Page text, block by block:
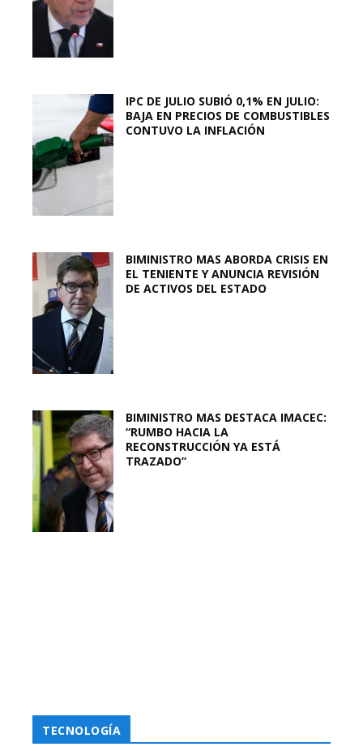
IPC DE JULIO SUBIÓ 0,1% EN JULIO:
BAJA EN PRECIOS DE COMBUSTIBLES
CONTUVO LA INFLACIÓN
BIMINISTRO MAS ABORDA CRISIS EN
EL TENIENTE Y ANUNCIA REVISIÓN
DE ACTIVOS DEL ESTADO
BIMINISTRO MAS DESTACA IMACEC:
“RUMBO HACIA LA
RECONSTRUCCIÓN YA ESTÁ
TRAZADO”
TECNOLOGÍA